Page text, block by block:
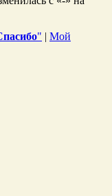
" | Мой